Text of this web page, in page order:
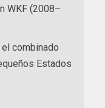
WKF (2008–
combinado
Estados